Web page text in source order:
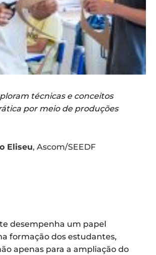
técnicas e conceitos
por meio de produções
Eliseu, Ascom/SEEDF
desempenha um papel
formação dos estudantes,
apenas para a ampliação do